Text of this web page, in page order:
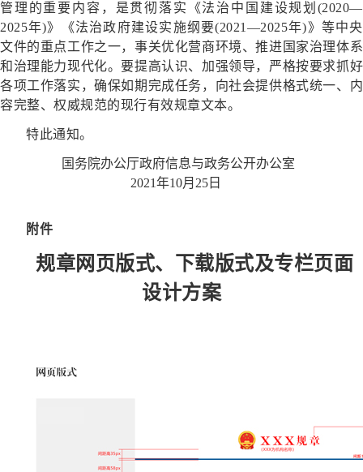
管理的重要内容，是贯彻落实《法治中国建设规划(2020—
2025年)》《法治政府建设实施纲要(2021—2025年)》等中央
文件的重点工作之一，事关优化营商环境、推进国家治理体系
和治理能力现代化。要提高认识、加强领导，严格按要求抓好
各项工作落实，确保如期完成任务，向社会提供格式统一、内
容完整、权威规范的现行有效规章文本。
特此通知。
国务院办公厅政府信息与政务公开办公室
2021年10月25日
附件
规章网页版式、下载版式及专栏页面
设计方案